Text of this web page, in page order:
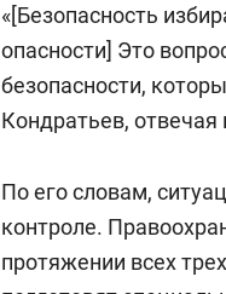
«[Безопасность
опасности] Это
безопасности,
Кондратьев,
По его словам,
контроле.
протяжении всех